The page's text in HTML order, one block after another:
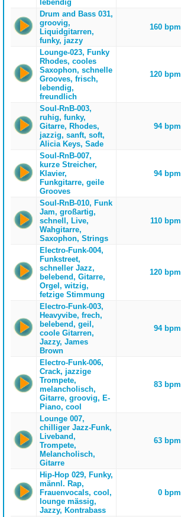
lebendig
Drum and Bass 031,
groovig,
Liquidgitarren,
funky, jazzy
160 bpm
Lounge-023, Funky
Rhodes, cooles
Saxophon, schnelle
Grooves, frisch,
lebendig,
freundlich
120 bpm
Soul-RnB-003,
ruhig, funky,
Gitarre, Rhodes,
jazzig, sanft, soft,
Alicia Keys, Sade
94 bpm
Soul-RnB-007,
kurze Streicher,
Klavier,
Funkgitarre, geile
Grooves
94 bpm
Soul-RnB-010, Funk
Jam, großartig,
schnell, Live,
Wahgitarre,
Saxophon, Strings
110 bpm
Electro-Funk-004,
Funkstreet,
schneller Jazz,
belebend, Gitarre,
Orgel, witzig,
fetzige Stimmung
120 bpm
Electro-Funk-003,
Heavyvibe, frech,
belebend, geil,
coole Gitarren,
Jazzy, James
Brown
94 bpm
Electro-Funk-006,
Crack, jazzige
Trompete,
melancholisch,
Gitarre, groovig, E-
Piano, cool
83 bpm
Lounge 007,
chilliger Jazz-Funk,
Liveband,
Trompete,
Melancholisch,
Gitarre
63 bpm
Hip-Hop 029, Funky,
männl. Rap,
Frauenvocals, cool,
lounge mässig,
Jazzy, Kontrabass
0 bpm